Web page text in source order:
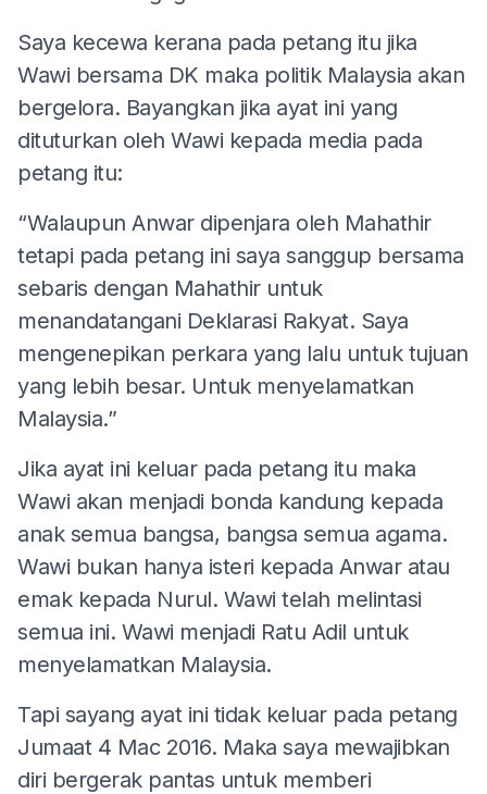
Saya kecewa kerana pada petang itu jika
Wawi bersama DK maka politik Malaysia akan
bergelora. Bayangkan jika ayat ini yang
dituturkan oleh Wawi kepada media pada
petang itu:
“Walaupun Anwar dipenjara oleh Mahathir
tetapi pada petang ini saya sanggup bersama
sebaris dengan Mahathir untuk
menandatangani Deklarasi Rakyat. Saya
mengenepikan perkara yang lalu untuk tujuan
yang lebih besar. Untuk menyelamatkan
Malaysia.”
Jika ayat ini keluar pada petang itu maka
Wawi akan menjadi bonda kandung kepada
anak semua bangsa, bangsa semua agama.
Wawi bukan hanya isteri kepada Anwar atau
emak kepada Nurul. Wawi telah melintasi
semua ini. Wawi menjadi Ratu Adil untuk
menyelamatkan Malaysia.
Tapi sayang ayat ini tidak keluar pada petang
Jumaat 4 Mac 2016. Maka saya mewajibkan
diri bergerak pantas untuk memberi